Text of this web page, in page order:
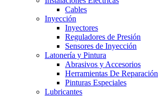
Cables
Inyección
Inyectores
Reguladores de Presión
Sensores de Inyección
Latonería y Pintura
Abrasivos y Accesorios
Herramientas De Reparación
Pinturas Especiales
Lubricantes